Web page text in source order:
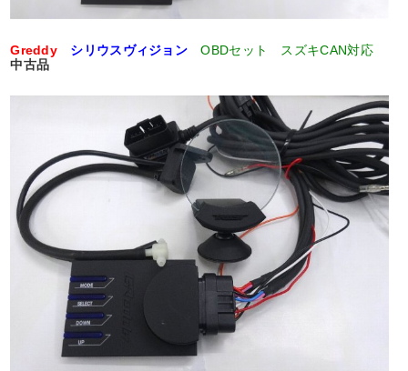
Greddy シリウスヴィジョン
OBDセット スズキCAN対応
中古品